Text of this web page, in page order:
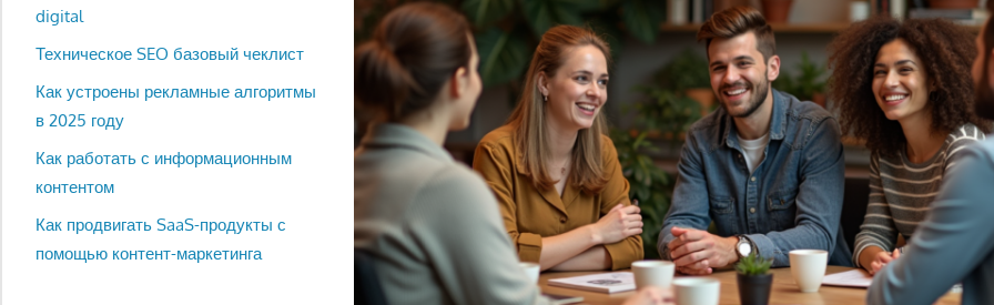
digital
Техническое SEO базовый чеклист
Как устроены рекламные алгоритмы
в 2025 году
Как работать с информационным
контентом
Как продвигать SaaS-продукты с
помощью контент-маркетинга